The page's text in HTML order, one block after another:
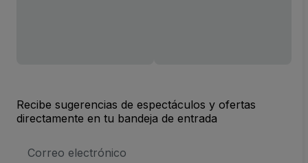
Recibe sugerencias de espectáculos y ofertas
directamente en tu bandeja de entrada
de